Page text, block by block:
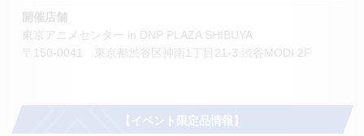
開催店舗
東京アニメセンター in DNP PLAZA SHIBUYA
〒150-0041 東京都渋谷区神南1丁目21-3 渋谷MODI 2F
【イベント限定品情報】